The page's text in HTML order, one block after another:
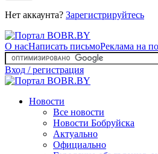
Нет аккаунта? Зарегистрируйтесь
О насНаписать письмоРеклама на
Вход / регистрация
Новости
Все новости
Новости Бобруйска
Актуально
Официально